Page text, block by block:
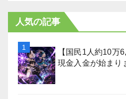
人気の記事
【国民1人約10万
現金入金が始まり